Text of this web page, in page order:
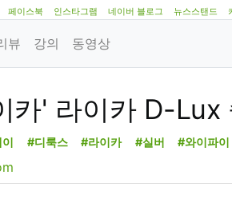
페이스북 인스타그램 네이버 블로그 뉴스스탠드
뷰 강의 동영상
카' 라이카 D-Lux
#디룩스 #라이카 #실버 #와이파이